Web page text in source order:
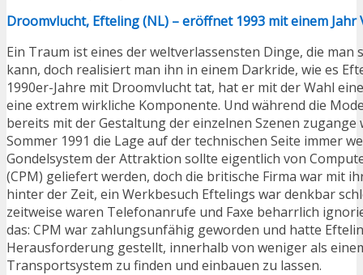
Droomvlucht, Efteling (NL) – eröffnet 1993 mit einem
Ein Traum ist eines der weltverlassensten Dinge, die man
kann, doch realisiert man ihn in einem Darkride, wie es
1990er-Jahre mit Droomvlucht tat, hat er mit der Wahl
eine extrem wirkliche Komponente. Und während die
bereits mit der Gestaltung der einzelnen Szenen zugange
Sommer 1991 die Lage auf der technischen Seite immer
Gondelsystem der Attraktion sollte eigentlich von
(CPM) geliefert werden, doch die britische Firma war mit
hinter der Zeit, ein Werkbesuch Eftelings war denkbar
zeitweise waren Telefonanrufe und Faxe beharrlich
das: CPM war zahlungsunfähig geworden und hatte
Herausforderung gestellt, innerhalb von weniger als
Transportsystem zu finden und einbauen zu lassen.